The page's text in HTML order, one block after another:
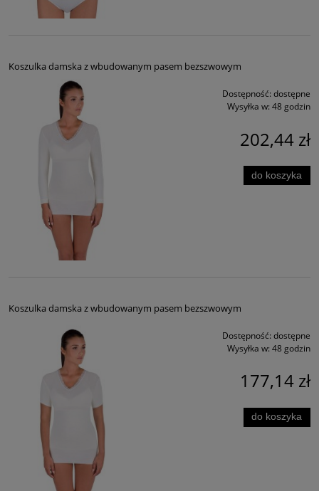
Koszulka damska z wbudowanym pasem bezszwowym
Dostępność: dostępne
Wysyłka w: 48 godzin
202,44 zł
do koszyka
Koszulka damska z wbudowanym pasem bezszwowym
Dostępność: dostępne
Wysyłka w: 48 godzin
177,14 zł
do koszyka